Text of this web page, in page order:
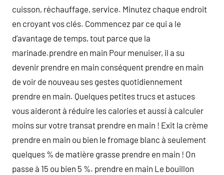
cuisson, réchauffage, service. Minutez chaque endroit
en croyant vos clés. Commencez par ce qui a le
d’avantage de temps, tout parce que la
marinade.prendre en main Pour menuiser, il a su
devenir prendre en main conséquent prendre en main
de voir de nouveau ses gestes quotidiennement
prendre en main. Quelques petites trucs et astuces
vous aideront à réduire les calories et aussi à calculer
moins sur votre transat prendre en main ! Exit la crème
prendre en main ou bien le fromage blanc à seulement
quelques % de matière grasse prendre en main ! On
passe à 15 ou bien 5 %. prendre en main Le bouillon